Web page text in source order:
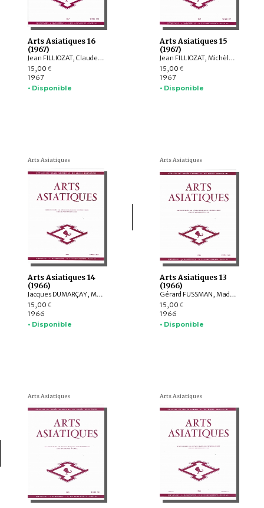
Arts Asiatiques 16
(1967)
Jean FILLIOZAT, Claude JACQUES, Assadullah Souren MELIKIAN-CHIRVANI, Madeleine GITEAU, Michel SOYMIÉ, Sachchidanand SAHAI, André BAREAU, V.P. DWIVEDI
15,00 €
1967
• Disponible
Arts Asiatiques 15
(1967)
Jean FILLIOZAT, Michèle Pirazzoli-t'Serstevens, Marie-Thérèse De MALLMANN, Ivan STCHOUKINE, Roman GHIRSCHMAN
15,00 €
1967
• Disponible
Arts Asiatiques
Arts Asiatiques 14
(1966)
Jacques DUMARÇAY, Michel SOYMIÉ, Pierre RYCKMANS, Rita H. RÉGNIER, Ivan STCHOUKINE
15,00 €
1966
• Disponible
Arts Asiatiques
Arts Asiatiques 13
(1966)
Gérard FUSSMAN, Madeleine GITEAU, Marguerite E. ADICEAM, Roman GHIRSCHMAN, M.J. STEVE, Jean NAUDOU, B.N. GOSWAMY, Kamalesvar GOSWAMY
15,00 €
1966
• Disponible
Arts Asiatiques Arts Asiatiques